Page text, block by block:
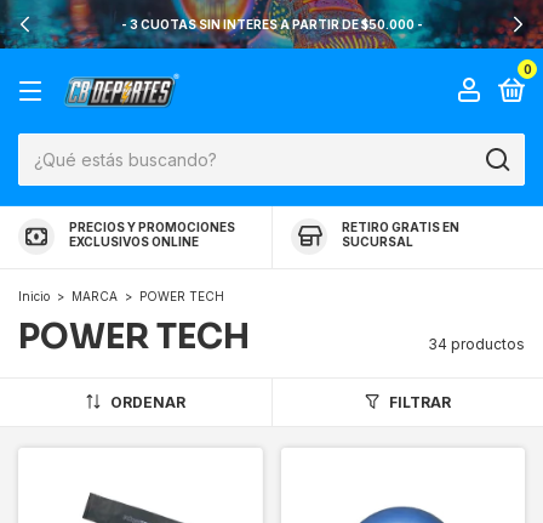
- 3 CUOTAS SIN INTERES A PARTIR DE $50.000 -
0
PRECIOS Y PROMOCIONES
EXCLUSIVOS ONLINE
RETIRO GRATIS EN
SUCURSAL
Inicio > MARCA > POWER TECH
POWER TECH 34 productos
ORDENAR FILTRAR